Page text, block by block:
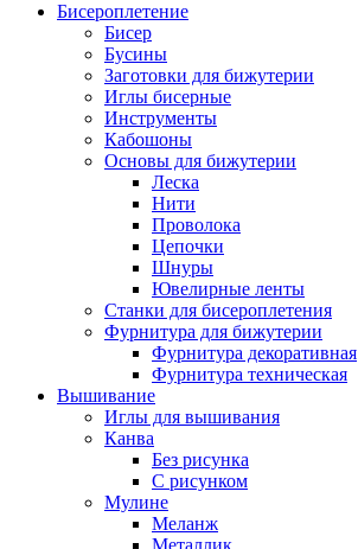
Бисероплетение
Бисер
Бусины
Заготовки для бижутерии
Иглы бисерные
Инструменты
Кабошоны
Основы для бижутерии
Леска
Нити
Проволока
Цепочки
Шнуры
Ювелирные ленты
Станки для бисероплетения
Фурнитура для бижутерии
Фурнитура декоративная
Фурнитура техническая
Вышивание
Иглы для вышивания
Канва
Без рисунка
С рисунком
Мулине
Меланж
Металлик